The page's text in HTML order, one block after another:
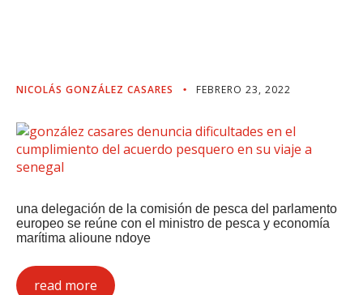
NICOLÁS GONZÁLEZ CASARES FEBRERO 23, 2022
una delegación de la comisión de pesca del parlamento
europeo se reúne con el ministro de pesca y economía
marítima alioune ndoye
read more